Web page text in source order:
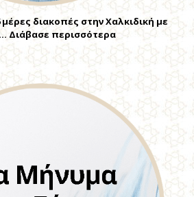
μέρες διακοπές στην Χαλκιδική με
Διάβασε περισσότερα